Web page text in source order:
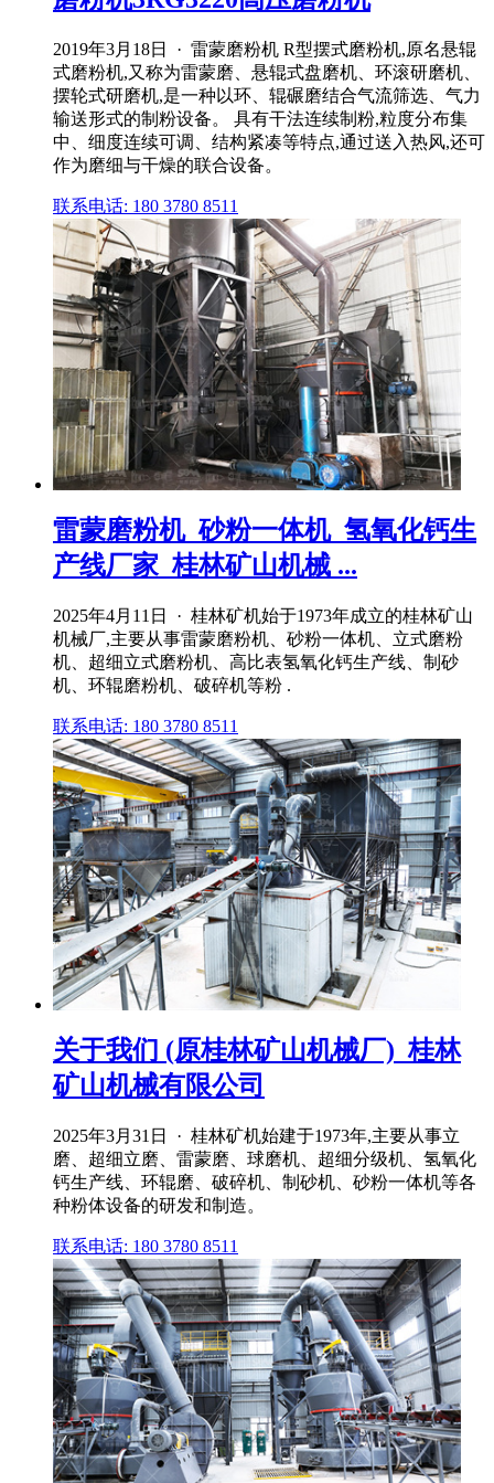
2019年3月18日 · 雷蒙磨粉机 R型摆式磨粉机,原名悬辊
式磨粉机,又称为雷蒙磨、悬辊式盘磨机、环滚研磨机、
摆轮式研磨机,是一种以环、辊碾磨结合气流筛选、气力
输送形式的制粉设备。 具有干法连续制粉,粒度分布集
中、细度连续可调、结构紧凑等特点,通过送入热风,还可
作为磨细与干燥的联合设备。
联系电话: 180 3780 8511
雷蒙磨粉机_砂粉一体机_氢氧化钙生
产线厂家_桂林矿山机械 ...
2025年4月11日 · 桂林矿机始于1973年成立的桂林矿山
机械厂,主要从事雷蒙磨粉机、砂粉一体机、立式磨粉
机、超细立式磨粉机、高比表氢氧化钙生产线、制砂
机、环辊磨粉机、破碎机等粉 .
联系电话: 180 3780 8511
关于我们 (原桂林矿山机械厂)_桂林
矿山机械有限公司
2025年3月31日 · 桂林矿机始建于1973年,主要从事立
磨、超细立磨、雷蒙磨、球磨机、超细分级机、氢氧化
钙生产线、环辊磨、破碎机、制砂机、砂粉一体机等各
种粉体设备的研发和制造。
联系电话: 180 3780 8511